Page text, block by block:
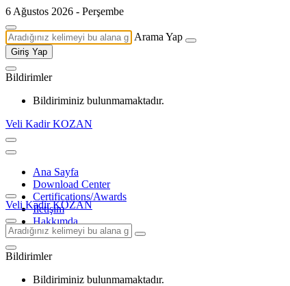
6 Ağustos 2026 - Perşembe
Arama Yap
Giriş Yap
Bildirimler
Bildiriminiz bulunmamaktadır.
Veli Kadir KOZAN
Ana Sayfa
Download Center
Certifications/Awards
İletişim
Hakkımda
Veli Kadir KOZAN
Bildirimler
Bildiriminiz bulunmamaktadır.